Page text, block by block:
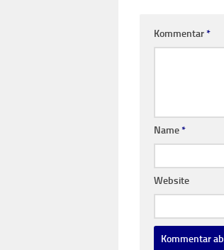
Kommentar*
Name*
Website